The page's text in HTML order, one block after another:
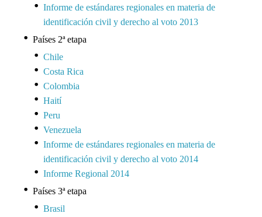
Informe de estándares regionales en materia de
identificación civil y derecho al voto 2013
Países 2ª etapa
Chile
Costa Rica
Colombia
Haití
Peru
Venezuela
Informe de estándares regionales en materia de
identificación civil y derecho al voto 2014
Informe Regional 2014
Países 3ª etapa
Brasil